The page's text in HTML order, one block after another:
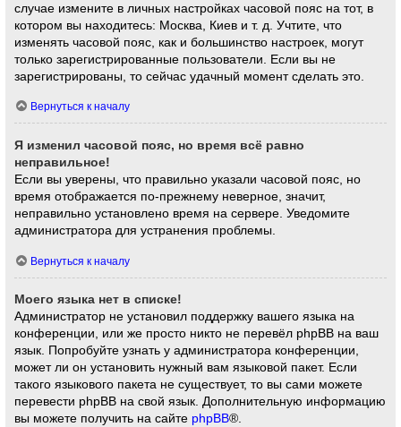
случае измените в личных настройках часовой пояс на тот, в
котором вы находитесь: Москва, Киев и т. д. Учтите, что
изменять часовой пояс, как и большинство настроек, могут
только зарегистрированные пользователи. Если вы не
зарегистрированы, то сейчас удачный момент сделать это.
Вернуться к началу
Я изменил часовой пояс, но время всё равно
неправильное!
Если вы уверены, что правильно указали часовой пояс, но
время отображается по-прежнему неверное, значит,
неправильно установлено время на сервере. Уведомите
администратора для устранения проблемы.
Вернуться к началу
Моего языка нет в списке!
Администратор не установил поддержку вашего языка на
конференции, или же просто никто не перевёл phpBB на ваш
язык. Попробуйте узнать у администратора конференции,
может ли он установить нужный вам языковой пакет. Если
такого языкового пакета не существует, то вы сами можете
перевести phpBB на свой язык. Дополнительную информацию
вы можете получить на сайте phpBB®.